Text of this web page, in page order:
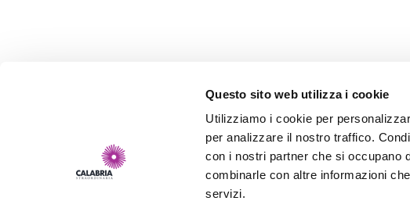
Questo sito web utilizza i cookie
Utilizziamo i cookie per
per analizzare il nostro traffico.
con i nostri partner che si occupano
combinarle con altre informazioni
servizi.